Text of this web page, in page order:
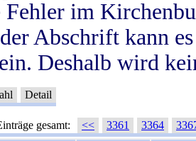
im
Abschrift kann
Deshalb wird
Detail
gesamt: << 3361 3364